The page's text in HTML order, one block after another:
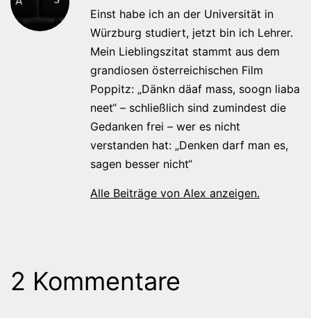
Einst habe ich an der Universität in
Würzburg studiert, jetzt bin ich Lehrer.
Mein Lieblingszitat stammt aus dem
grandiosen österreichischen Film
Poppitz: „Dänkn däaf mass, soogn liaba
neet“ – schließlich sind zumindest die
Gedanken frei – wer es nicht
verstanden hat: „Denken darf man es,
sagen besser nicht“
Alle Beiträge von Alex anzeigen.
2 Kommentare